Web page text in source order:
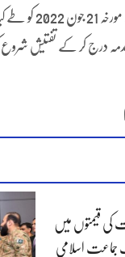
مذکورہ
درج کر کے تفتیش
کی قیمتوں میں
جماعت اسلامی